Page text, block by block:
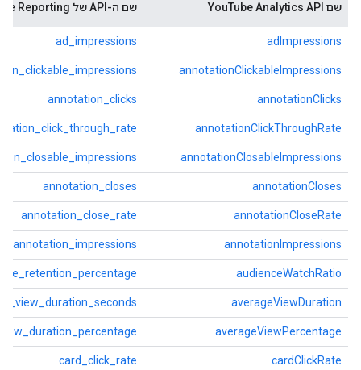
שם YouTube Analytics API שם ה-API של YouTube Reporting
adImpressions
ad_impressions
annotationClickableImpressions
annotationClicks
annotation_clicks
annotationClickThroughRate
annotationClosableImpressions
annotationCloses
annotation_closes
annotationCloseRate
annotation_close_rate
annotationImpressions
annotation_impressions
audienceWatchRatio
averageViewDuration
averageViewPercentage
cardClickRate
card_click_rate